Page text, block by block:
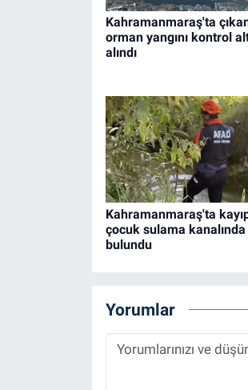
Kahramanmaraş'ta
orman yangını kontrol
alındı
Kahramanmaraş'ta
çocuk sulama kanalında
bulundu
Yorumlar